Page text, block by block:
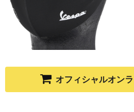
オフィシャルオン